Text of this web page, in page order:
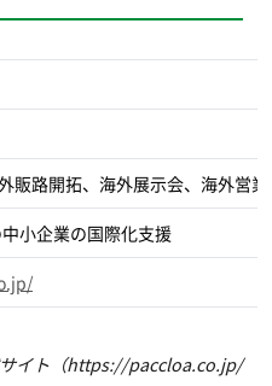
販路開拓、海外展示会、海外営業
小企業の国際化支援
サイト（https://paccloa.co.jp/